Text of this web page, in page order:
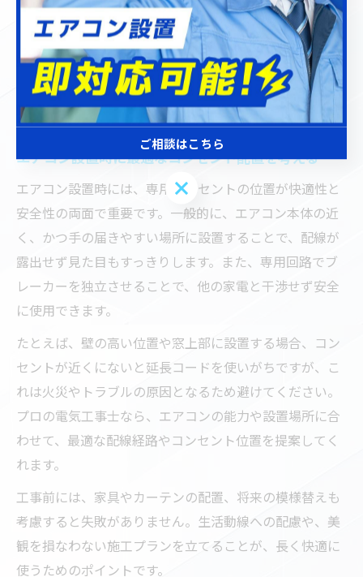
もらえるでしょう。
注意点として、無資格者による自己施工は感電や火災リ
スクが高く、法律違反にもつながります。事前に現地調
査や見積もりを受け、工事内容や追加費用の有無をしっ
かり確認することがトラブル防止のコツです。
エアコン設置時に最適なコンセント配置を考える
エアコン設置時には、専用コンセントの位置が快適性と
安全性の両面で重要です。一般的に、エアコン本体の近
く、かつ手の届きやすい場所に設置することで、配線が
露出せず見た目もすっきりします。また、専用回路でブ
レーカーを独立させることで、他の家電と干渉せず安全
に使用できます。
たとえば、壁の高い位置や窓上部に設置する場合、コン
セントが近くにないと延長コードを使いがちですが、こ
れは火災やトラブルの原因となるため避けてください。
プロの電気工事士なら、エアコンの能力や設置場所に合
わせて、最適な配線経路やコンセント位置を提案してく
れます。
工事前には、家具やカーテンの配置、将来の模様替えも
考慮すると失敗がありません。生活動線への配慮や、美
観を損なわない施工プランを立てることが、長く快適に
使うためのポイントです。
ご相談はこちら
ご相談はこちら